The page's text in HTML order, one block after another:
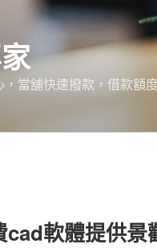
當舖快速撥款，借款額
軟體提供景